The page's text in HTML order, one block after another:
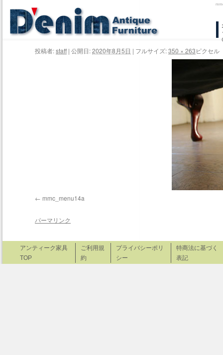
テ
へ
ス
ッ
プ
投稿者:staff | 公開日:2020年8月5日 | フルサイズ:350 × 263ピクセル
mmc_menu14a
パーマリンク
アンティーク家具
TOP
ご利用規
約
プライバシーポリ
シー
特商法に基づく
表記